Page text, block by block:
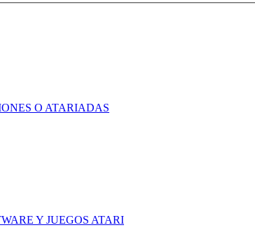
O ATARIADAS
Y JUEGOS ATARI